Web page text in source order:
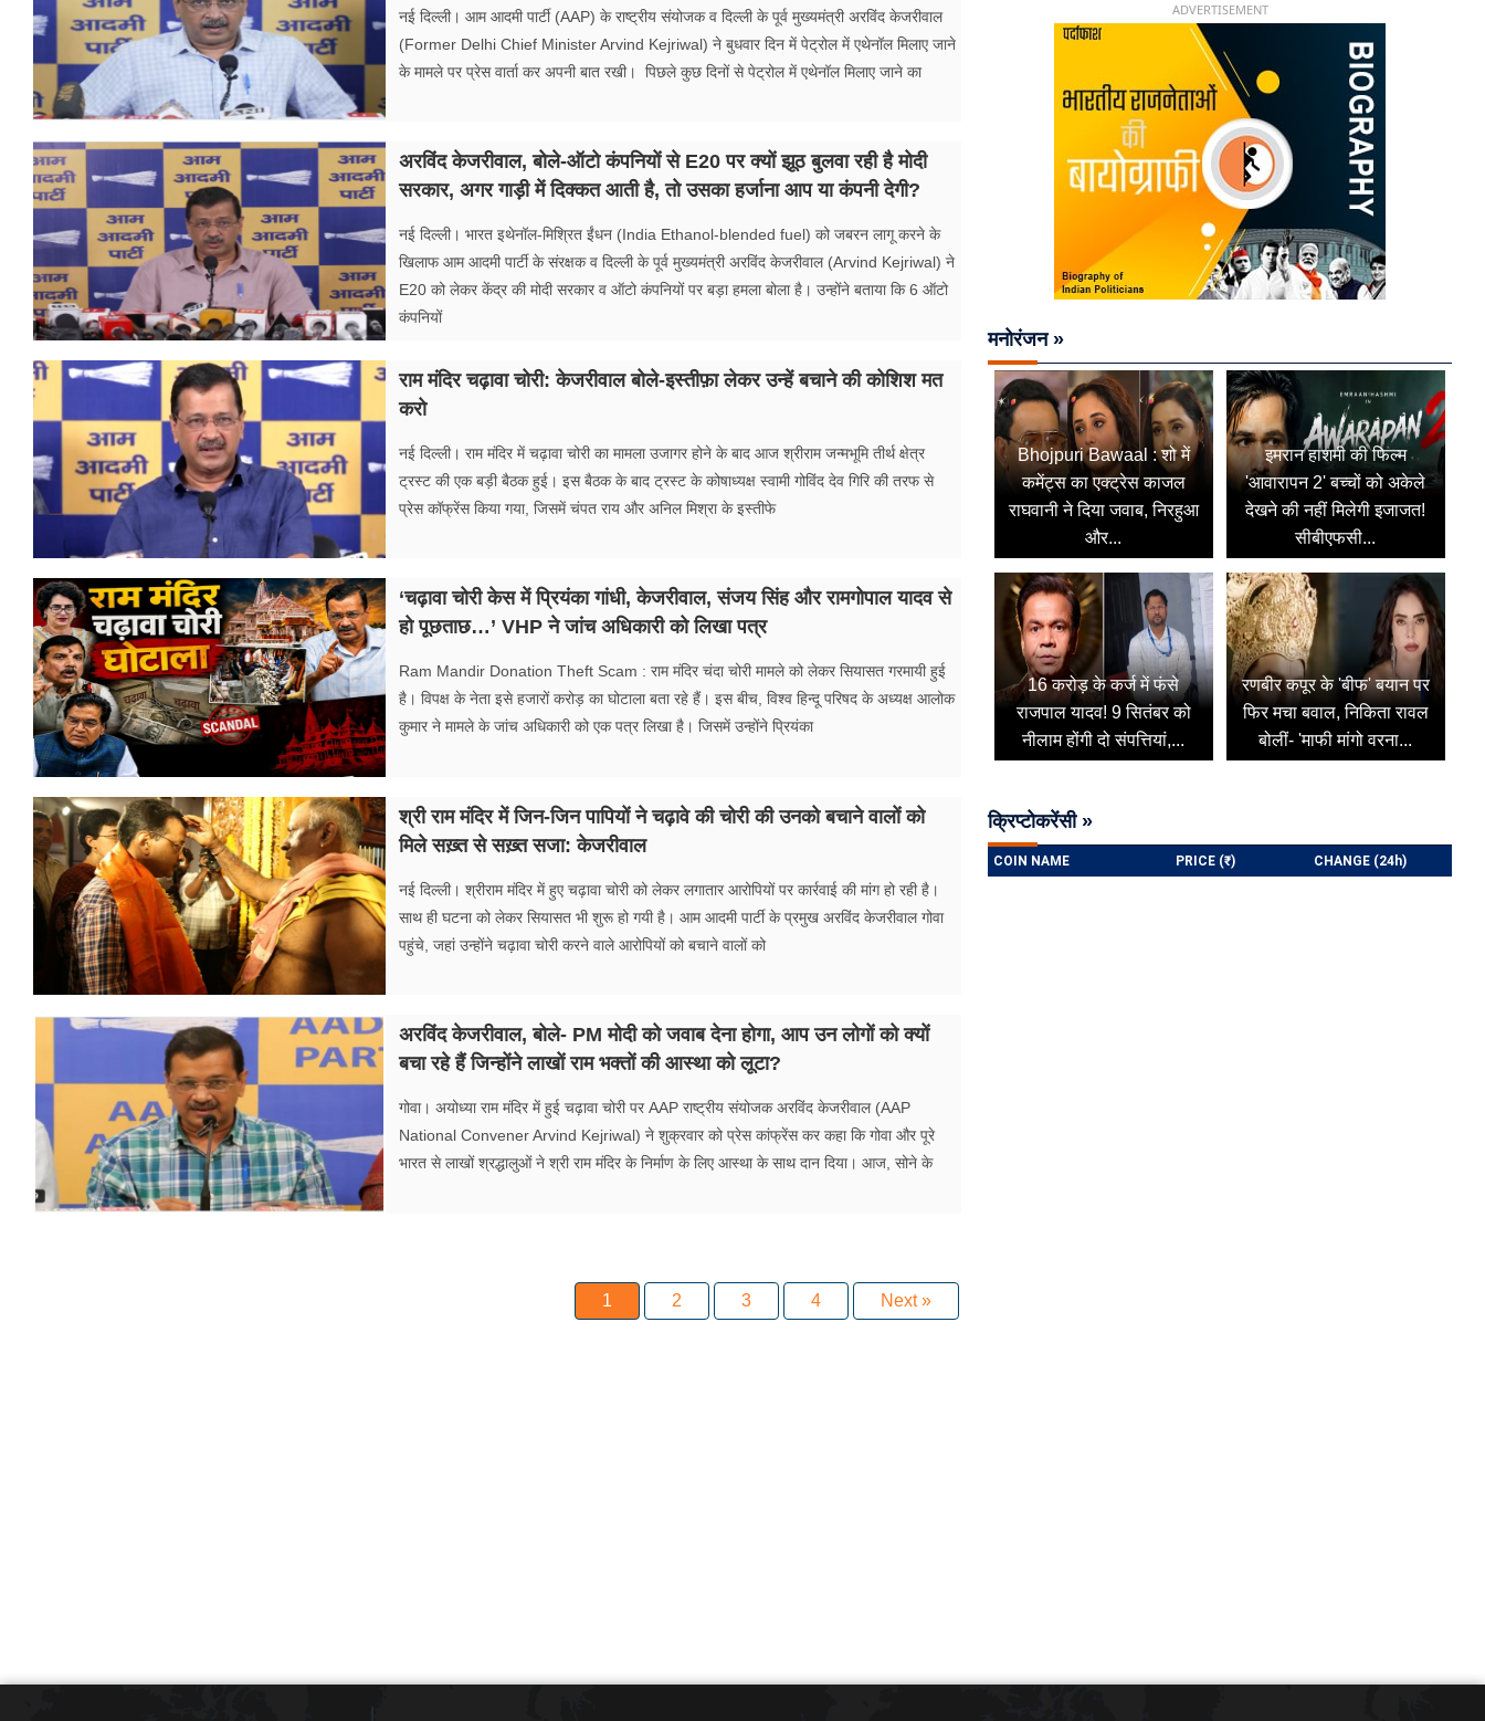
नई दिल्ली। आम आदमी पार्टी (AAP) के राष्ट्रीय संयोजक व दिल्ली के पूर्व मुख्यमंत्री अरविंद केजरीवाल
(Former Delhi Chief Minister Arvind Kejriwal) ने बुधवार दिन में पेट्रोल में एथेनॉल मिलाए जाने
के मामले पर प्रेस वार्ता कर अपनी बात रखी। पिछले कुछ दिनों से पेट्रोल में एथेनॉल मिलाए जाने का
अरविंद केजरीवाल, बोले-ऑटो कंपनियों से E20 पर क्यों झूठ बुलवा रही है मोदी
सरकार, अगर गाड़ी में दिक्कत आती है, तो उसका हर्जाना आप या कंपनी देगी?
नई दिल्ली। भारत इथेनॉल-मिश्रित ईंधन (India Ethanol-blended fuel) को जबरन लागू करने के
खिलाफ आम आदमी पार्टी के संरक्षक व दिल्ली के पूर्व मुख्यमंत्री अरविंद केजरीवाल (Arvind Kejriwal) ने
E20 को लेकर केंद्र की मोदी सरकार व ऑटो कंपनियों पर बड़ा हमला बोला है। उन्होंने बताया कि 6 ऑटो
कंपनियों
राम मंदिर चढ़ावा चोरी: केजरीवाल बोले-इस्तीफ़ा लेकर उन्हें बचाने की कोशिश मत
करो
नई दिल्ली। राम मंदिर में चढ़ावा चोरी का मामला उजागर होने के बाद आज श्रीराम जन्मभूमि तीर्थ क्षेत्र
ट्रस्ट की एक बड़ी बैठक हुई। इस बैठक के बाद ट्रस्ट के कोषाध्यक्ष स्वामी गोविंद देव गिरि की तरफ से
प्रेस कॉफ्रेंस किया गया, जिसमें चंपत राय और अनिल मिश्रा के इस्तीफे
‘चढ़ावा चोरी केस में प्रियंका गांधी, केजरीवाल, संजय सिंह और रामगोपाल यादव से
हो पूछताछ…’ VHP ने जांच अधिकारी को लिखा पत्र
Ram Mandir Donation Theft Scam : राम मंदिर चंदा चोरी मामले को लेकर सियासत गरमायी हुई
है। विपक्ष के नेता इसे हजारों करोड़ का घोटाला बता रहे हैं। इस बीच, विश्व हिन्दू परिषद के अध्यक्ष आलोक
कुमार ने मामले के जांच अधिकारी को एक पत्र लिखा है। जिसमें उन्होंने प्रियंका
श्री राम मंदिर में जिन-जिन पापियों ने चढ़ावे की चोरी की उनको बचाने वालों को
मिले सख़्त से सख़्त सजा: केजरीवाल
नई दिल्ली। श्रीराम मंदिर में हुए चढ़ावा चोरी को लेकर लगातार आरोपियों पर कार्रवाई की मांग हो रही है।
साथ ही घटना को लेकर सियासत भी शुरू हो गयी है। आम आदमी पार्टी के प्रमुख अरविंद केजरीवाल गोवा
पहुंचे, जहां उन्होंने चढ़ावा चोरी करने वाले आरोपियों को बचाने वालों को
अरविंद केजरीवाल, बोले- PM मोदी को जवाब देना होगा, आप उन लोगों को क्यों
बचा रहे हैं जिन्होंने लाखों राम भक्तों की आस्था को लूटा?
गोवा। अयोध्या राम मंदिर में हुई चढ़ावा चोरी पर AAP राष्ट्रीय संयोजक अरविंद केजरीवाल (AAP
National Convener Arvind Kejriwal) ने शुक्रवार को प्रेस कांफ्रेंस कर कहा कि गोवा और पूरे
भारत से लाखों श्रद्धालुओं ने श्री राम मंदिर के निर्माण के लिए आस्था के साथ दान दिया। आज, सोने के
1 2 3 4 Next »
ADVERTISEMENT
मनोरंजन »
Bhojpuri Bawaal : शो में
कमेंट्स का एक्ट्रेस काजल
राघवानी ने दिया जवाब, निरहुआ
और...
इमरान हाशमी की फिल्म
'आवारापन 2' बच्चों को अकेले
देखने की नहीं मिलेगी इजाजत!
सीबीएफसी...
16 करोड़ के कर्ज में फंसे
राजपाल यादव! 9 सितंबर को
नीलाम होंगी दो संपत्तियां,...
रणबीर कपूर के 'बीफ' बयान पर
फिर मचा बवाल, निकिता रावल
बोलीं- 'माफी मांगो वरना...
क्रिप्टोकरेंसी »